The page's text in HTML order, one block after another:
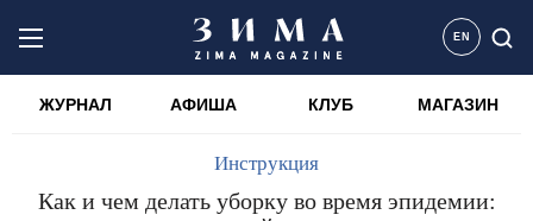
EN
ЖУРНАЛ АФИША КЛУБ МАГАЗИН
Инструкция
Как и чем делать уборку во время эпидемии: